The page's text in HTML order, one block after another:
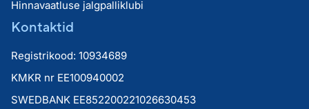
Hinnavaatluse jalgpalliklubi
Kontaktid
Registrikood: 10934689
KMKR nr EE100940002
SWEDBANK EE852200221026630453